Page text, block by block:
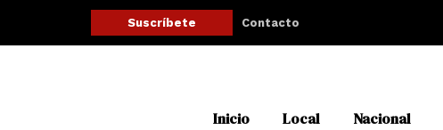
contenido
Suscríbete Contacto
Inicio Local Nacional